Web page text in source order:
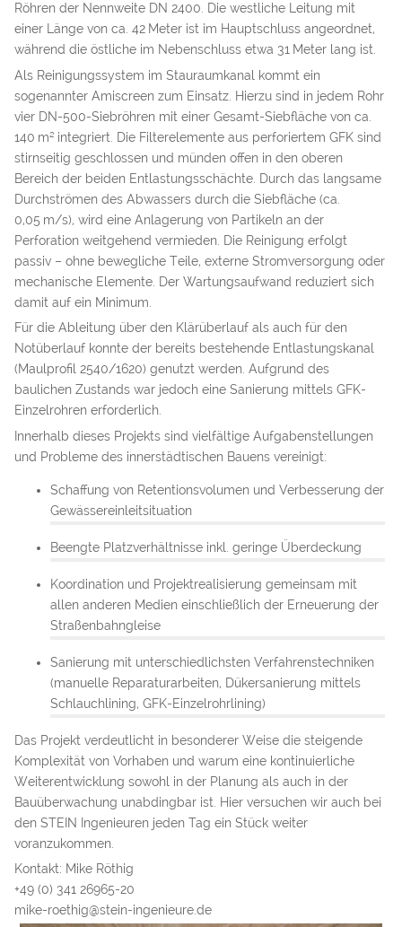
Röhren der Nennweite DN 2400. Die westliche Leitung mit
einer Länge von ca. 42 Meter ist im Hauptschluss angeordnet,
während die östliche im Nebenschluss etwa 31 Meter lang ist.
Als Reinigungssystem im Stauraumkanal kommt ein
sogenannter Amiscreen zum Einsatz. Hierzu sind in jedem Rohr
vier DN-500-Siebröhren mit einer Gesamt-Siebfläche von ca.
140 m² integriert. Die Filterelemente aus perforiertem GFK sind
stirnseitig geschlossen und münden offen in den oberen
Bereich der beiden Entlastungsschächte. Durch das langsame
Durchströmen des Abwassers durch die Siebfläche (ca.
0,05 m/s), wird eine Anlagerung von Partikeln an der
Perforation weitgehend vermieden. Die Reinigung erfolgt
passiv – ohne bewegliche Teile, externe Stromversorgung oder
mechanische Elemente. Der Wartungsaufwand reduziert sich
damit auf ein Minimum.
Für die Ableitung über den Klärüberlauf als auch für den
Notüberlauf konnte der bereits bestehende Entlastungskanal
(Maulprofil 2540/1620) genutzt werden. Aufgrund des
baulichen Zustands war jedoch eine Sanierung mittels GFK-
Einzelrohren erforderlich.
Innerhalb dieses Projekts sind vielfältige Aufgabenstellungen
und Probleme des innerstädtischen Bauens vereinigt:
Schaffung von Retentionsvolumen und Verbesserung der
Gewässereinleitsituation
Beengte Platzverhältnisse inkl. geringe Überdeckung
Koordination und Projektrealisierung gemeinsam mit
allen anderen Medien einschließlich der Erneuerung der
Straßenbahngleise
Sanierung mit unterschiedlichsten Verfahrenstechniken
(manuelle Reparaturarbeiten, Dükersanierung mittels
Schlauchlining, GFK-Einzelrohrlining)
Das Projekt verdeutlicht in besonderer Weise die steigende
Komplexität von Vorhaben und warum eine kontinuierliche
Weiterentwicklung sowohl in der Planung als auch in der
Bauüberwachung unabdingbar ist. Hier versuchen wir auch bei
den STEIN Ingenieuren jeden Tag ein Stück weiter
voranzukommen.
Kontakt: Mike Röthig
+49 (0) 341 26965-20
mike-roethig@stein-ingenieure.de